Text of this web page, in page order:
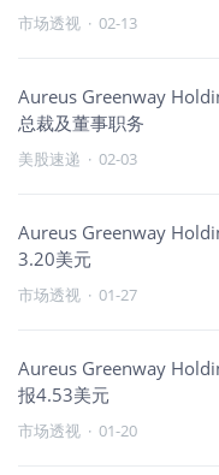
市场透视 · 02-13
Aureus Greenway
总裁及董事职务
美股速递 · 02-03
Aureus Greenway
3.20美元
市场透视 · 01-27
Aureus Greenway
报4.53美元
市场透视 · 01-20